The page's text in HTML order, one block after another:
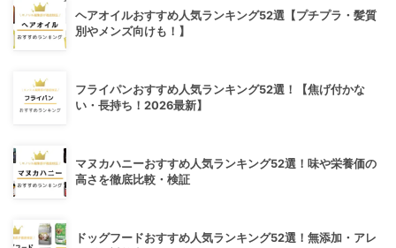
ヘアオイルおすすめ人気ランキング52選【プチプラ・髪質
別やメンズ向けも！】
フライパンおすすめ人気ランキング52選！【焦げ付かな
い・長持ち！2026最新】
マヌカハニーおすすめ人気ランキング52選！味や栄養価の
高さを徹底比較・検証
ドッグフードおすすめ人気ランキング52選！無添加・アレ